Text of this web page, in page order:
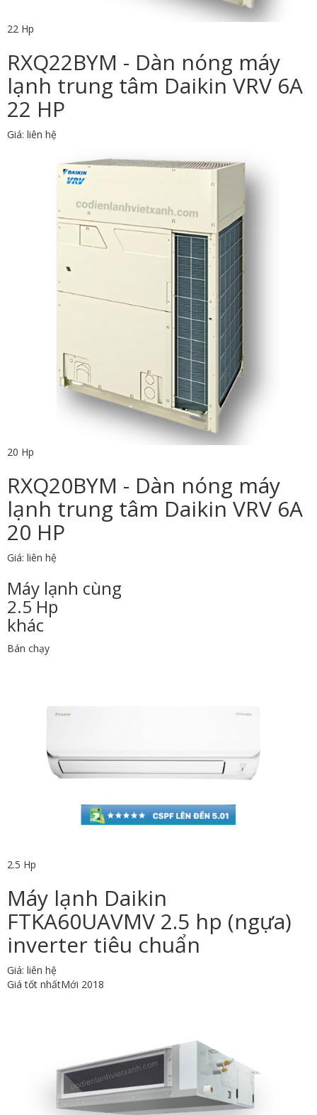
22 Hp
RXQ22BYM - Dàn nóng máy
lạnh trung tâm Daikin VRV 6A
22 HP
Giá: liên hệ
20 Hp
RXQ20BYM - Dàn nóng máy
lạnh trung tâm Daikin VRV 6A
20 HP
Giá: liên hệ
Máy lạnh cùng
2.5 Hp
khác
Bán chạy
2.5 Hp
Máy lạnh Daikin
FTKA60UAVMV 2.5 hp (ngựa)
inverter tiêu chuẩn
Giá: liên hệ
Giá tốt nhấtMới 2018